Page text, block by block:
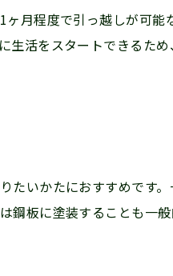
月程度で引っ越しが可能
生活をスタートできるた
いかたにおすすめです
鋼板に塗装することも一